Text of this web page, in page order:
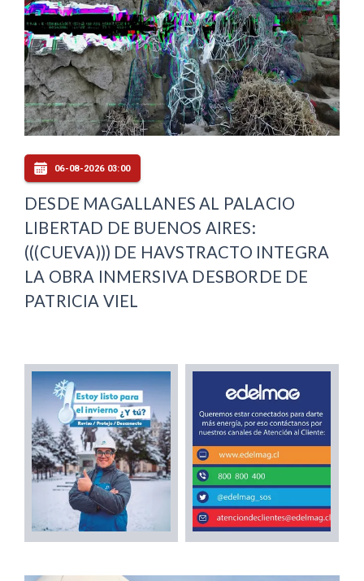
06-08-2026 03:00
DESDE MAGALLANES AL PALACIO
LIBERTAD DE BUENOS AIRES:
(((CUEVA))) DE HAVSTRACTO INTEGRA
LA OBRA INMERSIVA DESBORDE DE
PATRICIA VIEL